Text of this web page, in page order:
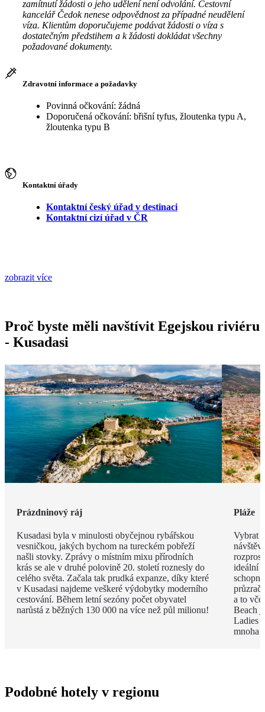
zamítnutí žádosti o jeho udělení není odvolání. Cestovní
kancelář Čedok nenese odpovědnost za případné neudělení
víza. Klientům doporučujeme podávat žádosti o víza s
dostatečným předstihem a k žádosti dokládat všechny
požadované dokumenty.
Zdravotní informace a požadavky
Povinná očkování: žádná
Doporučená očkování: břišní tyfus, žloutenka typu A,
žloutenka typu B
Kontaktní úřady
Kontaktní český úřad v destinaci
Kontaktní cizí úřad v ČR
zobrazit více
Proč byste měli navštívit Egejskou riviéru
- Kusadasi
Prázdninový ráj
Kusadasi byla v minulosti obyčejnou rybářskou
vesničkou, jakých bychom na tureckém pobřeží
našli stovky. Zprávy o místním mixu přírodních
krás se ale v druhé polovině 20. století roznesly do
celého světa. Začala tak prudká expanze, díky které
v Kusadasi najdeme veškeré výdobytky moderního
cestování. Během letní sezóny počet obyvatel
narůstá z běžných 130 000 na více než půl milionu!
Pláže
Vybrat
ideální
a to
Beach
Ladies
mnoha
Podobné hotely v regionu